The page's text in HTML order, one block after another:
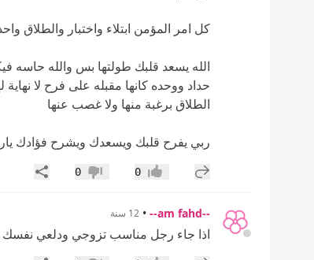
كل امر المؤمن ابتلاء واختبار والطلاق
الله يسعد قلبك طولتها بس والله حاسه
حداد ووحده كانها مقبله على فرح لا
الطلاق برغبة منها ولا غصب عنها
ربي يفرح قلبك ويسعدك ويشرح فؤادك
إضافة رد جديد
إعجاب0 عدم إعجاب
0 مشاركة
--am fahd--
• 12 سنة
اذا جاء رجل مناسب تزوجي ودلعي نفسك